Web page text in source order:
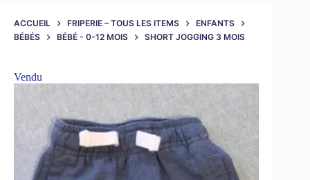
ACCUEIL FRIPERIE – TOUS LES ITEMS
ENFANTS
BÉBÉS
BÉBÉ - 0-12 MOIS SHORT JOGGING 3 MOIS
Vendu